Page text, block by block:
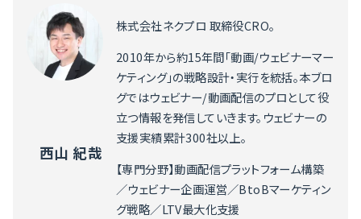
西山 紀哉
株式会社ネクプロ 取締役CRO。
2010年から約15年間「動画/ウェビナーマー
ケティング」の戦略設計・実行を統括。本ブロ
グではウェビナー/動画配信のプロとして役
立つ情報を発信していきます。ウェビナーの
支援実績累計300社以上。
【専門分野】動画配信プラットフォーム構築
／ウェビナー企画運営／BtoBマーケティン
グ戦略／LTV最大化支援